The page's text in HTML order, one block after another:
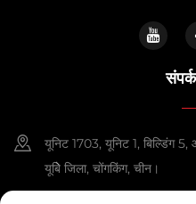
यूनिट 1703, यूनिट 1, बिल्डिंग 5,
यूबेि जिला, चोंगकिंग, चीन।